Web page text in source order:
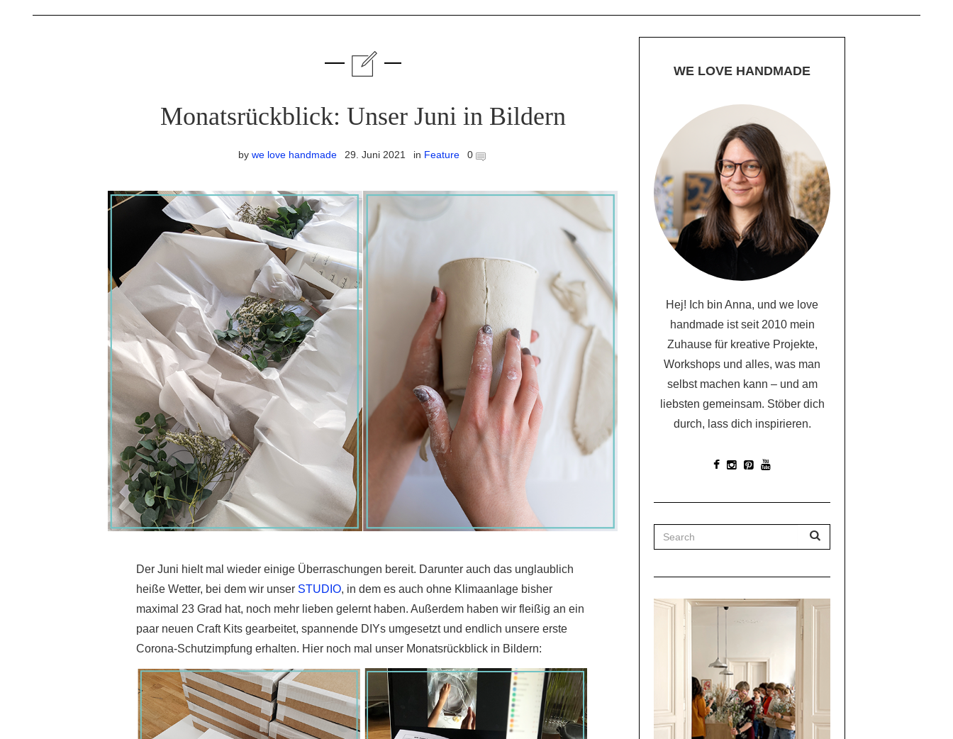
Monatsrückblick: Unser Juni in Bildern
by we love handmade 29. Juni 2021 in Feature 0
Der Juni hielt mal wieder einige Überraschungen bereit. Darunter auch das unglaublich
heiße Wetter, bei dem wir unser STUDIO, in dem es auch ohne Klimaanlage bisher
maximal 23 Grad hat, noch mehr lieben gelernt haben. Außerdem haben wir fleißig an ein
paar neuen Craft Kits gearbeitet, spannende DIYs umgesetzt und endlich unsere erste
Corona-Schutzimpfung erhalten. Hier noch mal unser Monatsrückblick in Bildern:
WE LOVE HANDMADE
Hej! Ich bin Anna, und we love
handmade ist seit 2010 mein
Zuhause für kreative Projekte,
Workshops und alles, was man
selbst machen kann – und am
liebsten gemeinsam. Stöber dich
durch, lass dich inspirieren.